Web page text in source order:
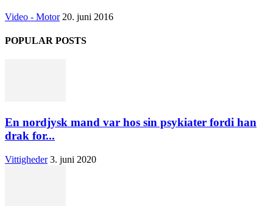
Video - Motor 20. juni 2016
POPULAR POSTS
En nordjysk mand var hos sin psykiater fordi han
drak for...
Vittigheder 3. juni 2020